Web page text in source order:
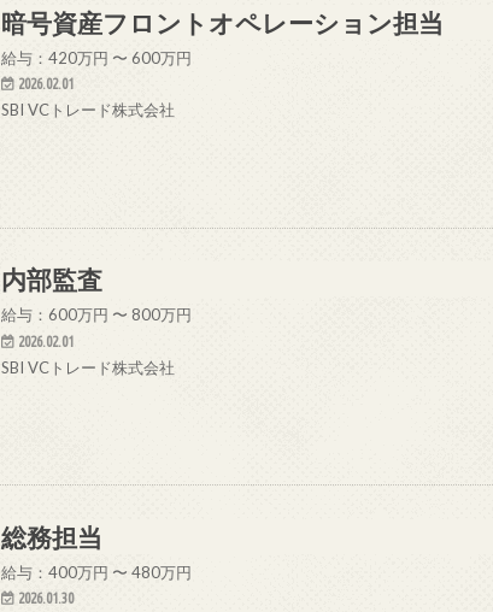
暗号資産フロントオペレーション担当
給与：420万円 〜 600万円
2026.02.01
SBI VCトレード株式会社
内部監査
給与：600万円 〜 800万円
2026.02.01
SBI VCトレード株式会社
総務担当
給与：400万円 〜 480万円
2026.01.30